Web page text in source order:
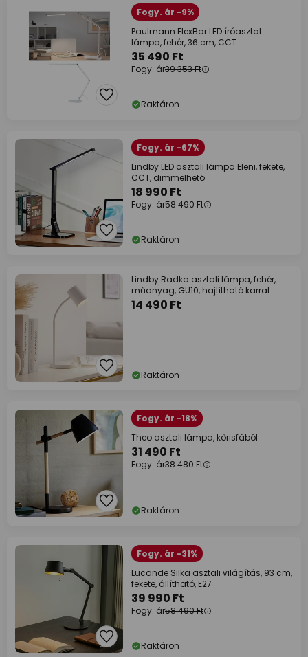
Fogy. ár -9%
Paulmann FlexBar LED íróasztal
lámpa, fehér, 36 cm, CCT
35 490 Ft
Fogy. ár39 353 Ft
Raktáron
Fogy. ár -67%
Lindby LED asztali lámpa Eleni, fekete,
CCT, dimmelhető
18 990 Ft
Fogy. ár58 490 Ft
Raktáron
Lindby Radka asztali lámpa, fehér,
műanyag, GU10, hajlítható karral
14 490 Ft
Raktáron
Fogy. ár -18%
Theo asztali lámpa, kőrisfából
31 490 Ft
Fogy. ár38 480 Ft
Raktáron
Fogy. ár -31%
Lucande Silka asztali világítás, 93 cm,
fekete, állítható, E27
39 990 Ft
Fogy. ár58 490 Ft
Raktáron